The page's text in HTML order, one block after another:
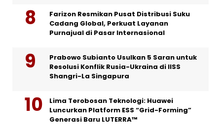
Farizon Resmikan Pusat Distribusi Suku
Cadang Global, Perkuat Layanan
Purnajual di Pasar Internasional
Prabowo Subianto Usulkan 5 Saran untuk
Resolusi Konflik Rusia-Ukraina di IISS
Shangri-La Singapura
Lima Terobosan Teknologi: Huawei
Luncurkan Platform ESS “Grid-Forming”
Generasi Baru LUTERRA™